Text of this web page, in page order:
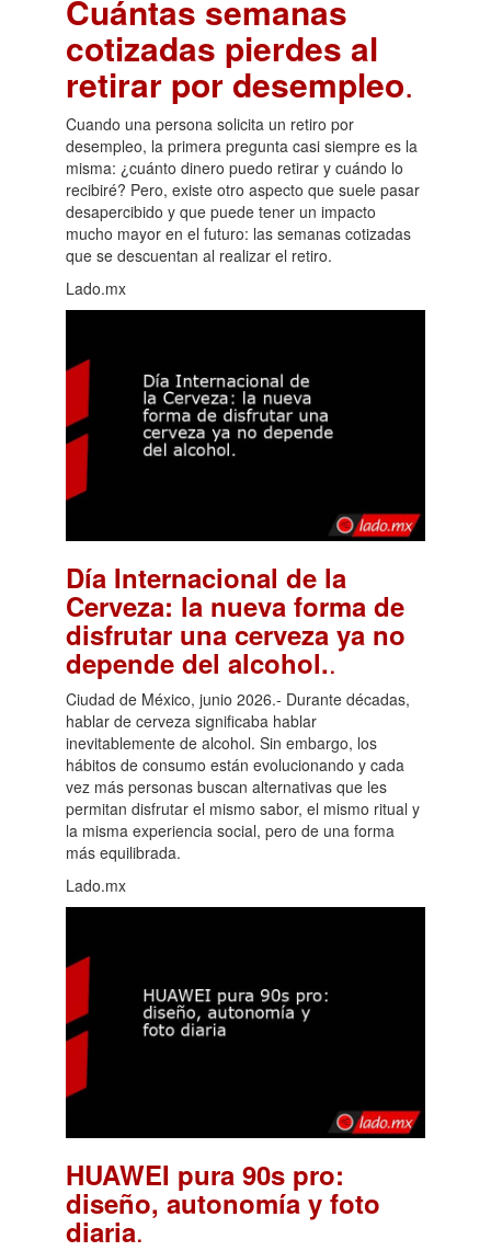
Cuántas semanas
cotizadas pierdes al
retirar por desempleo.
Cuando una persona solicita un retiro por
desempleo, la primera pregunta casi siempre es la
misma: ¿cuánto dinero puedo retirar y cuándo lo
recibiré? Pero, existe otro aspecto que suele pasar
desapercibido y que puede tener un impacto
mucho mayor en el futuro: las semanas cotizadas
que se descuentan al realizar el retiro.
Lado.mx
Día Internacional de la
Cerveza: la nueva forma de
disfrutar una cerveza ya no
depende del alcohol..
Ciudad de México, junio 2026.- Durante décadas,
hablar de cerveza significaba hablar
inevitablemente de alcohol. Sin embargo, los
hábitos de consumo están evolucionando y cada
vez más personas buscan alternativas que les
permitan disfrutar el mismo sabor, el mismo ritual y
la misma experiencia social, pero de una forma
más equilibrada.
Lado.mx
HUAWEI pura 90s pro:
diseño, autonomía y foto
diaria.